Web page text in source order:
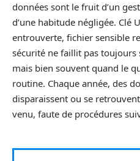
données sont le fruit d’un
d’une habitude négligée. Clé
entrouverte, fichier sensible
sécurité ne faillit pas toujours
mais bien souvent quand le
routine. Chaque année, des
disparaissent ou se
venu, faute de procédures